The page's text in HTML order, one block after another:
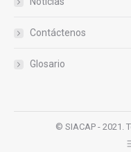
Contáctenos
Glosario
© SIACAP - 2021.